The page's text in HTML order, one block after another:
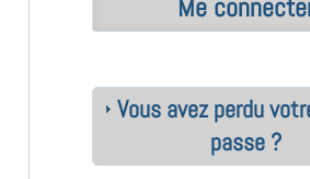
Vous avez perdu
passe ?